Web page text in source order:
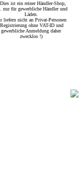
ist ein reiner Händler-Shop,
nur für gewerbliche Händler und
Läden.
liefern nicht an Privat-Personen
ohne VAT-ID und
gewerbliche Anmeldung daher
zwecklos !)